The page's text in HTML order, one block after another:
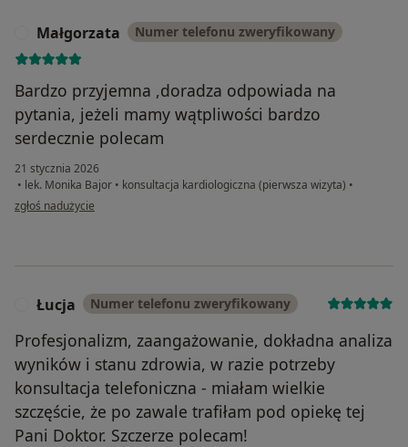
Małgorzata Numer telefonu zweryfikowany
Bardzo przyjemna ,doradza odpowiada na
pytania, jeżeli mamy wątpliwości bardzo
serdecznie polecam
21 stycznia 2026
• lek. Monika Bajor • konsultacja kardiologiczna (pierwsza wizyta) •
w opinii użytkownika Małgorzata
zgłoś nadużycie
Łucja Numer telefonu zweryfikowany
Profesjonalizm, zaangażowanie, dokładna analiza
wyników i stanu zdrowia, w razie potrzeby
konsultacja telefoniczna - miałam wielkie
szczęście, że po zawale trafiłam pod opiekę tej
Pani Doktor. Szczerze polecam!